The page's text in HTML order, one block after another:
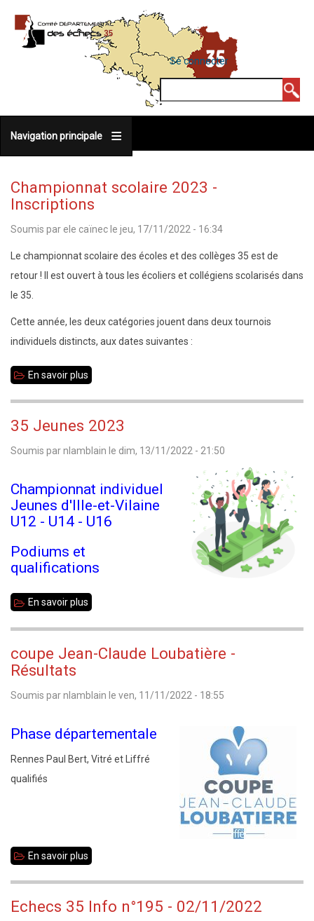
contenu
MENU
DU
COMPTE
DE
Se connecter
Navigation principale
Championnat scolaire 2023 -
Inscriptions
Soumis par ele caïnec le jeu, 17/11/2022 - 16:34
Le championnat scolaire des écoles et des collèges 35 est de
retour ! Il est ouvert à tous les écoliers et collégiens scolarisés dans
le 35.
Cette année, les deux catégories jouent dans deux tournois
individuels distincts, aux dates suivantes :
En savoir plus
2023
-
35 Jeunes 2023
Soumis parnlamblain le dim, 13/11/2022 - 21:50
Championnat individuel
Jeunes d'Ille-et-Vilaine
U12 - U14 - U16
Podiums et
qualifications
En savoir plus
2023
coupe Jean-Claude Loubatière -
Résultats
Soumis parnlamblain le ven, 11/11/2022 - 18:55
Phase départementale
Rennes Paul Bert, Vitré et Liffré
qualifiés
En savoir plus
Claude
Echecs 35 Info n°195 - 02/11/2022